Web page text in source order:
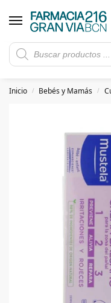
Rebajas de
5€ de descuento con el
Inicio / Bebés y Mamás /